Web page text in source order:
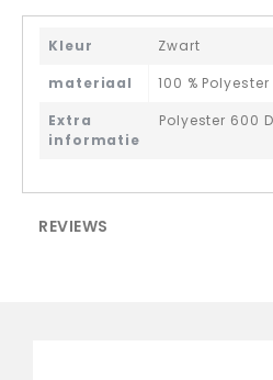
Kleur
Zwart
materiaal
100 % Polyester
Extra
informatie
Polyester 600 D
REVIEWS